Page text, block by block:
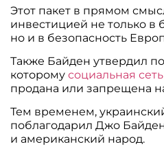
Этот пакет в прямом
инвестицией не только в
но и в безопасность
Также Байден утвердил
которомусоциальная
продана или запрещена
Тем временем,
поблагодарил Джо
и американский народ.